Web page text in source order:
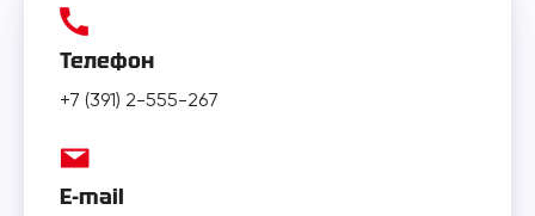
Телефон
+7 (391) 2-555-267
E-mail